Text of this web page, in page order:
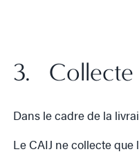
3. Collecte
Dans le cadre de la
Le CAIJ ne collecte